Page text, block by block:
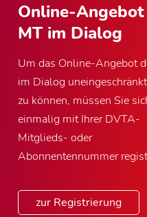
Online-
MT im Dialog
Um das Online-Angebot
im Dialog
zu können, müssen Sie
einmalig mit Ihrer DVTA-
Mitglieds- oder
Abonnentennummer
zur Registrierung